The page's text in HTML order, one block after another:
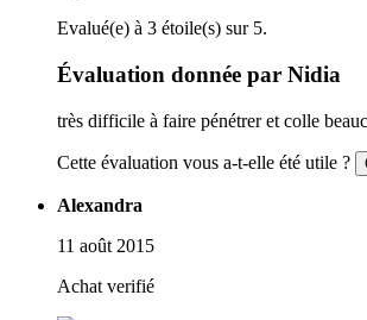
Evalué(e) à 3 étoile(s) sur 5.
Évaluation donnée par Nidia
très difficile à faire pénétrer et colle
Cette évaluation vous a-t-elle été utile ?
Alexandra
11 août 2015
Achat verifié